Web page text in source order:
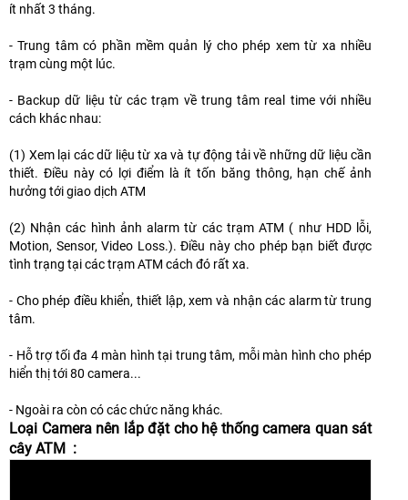
ít nhất 3 tháng.
- Trung tâm có phần mềm quản lý cho phép xem từ xa nhiều
trạm cùng một lúc.
- Backup dữ liệu từ các trạm về trung tâm real time với nhiều
cách khác nhau:
(1) Xem lại các dữ liệu từ xa và tự động tải về những dữ liệu cần
thiết. Điều này có lợi điểm là ít tốn băng thông, hạn chế ảnh
hưởng tới giao dịch ATM
(2) Nhận các hình ảnh alarm từ các trạm ATM ( như HDD lỗi,
Motion, Sensor, Video Loss.). Điều này cho phép bạn biết được
tình trạng tại các trạm ATM cách đó rất xa.
- Cho phép điều khiển, thiết lập, xem và nhận các alarm từ trung
tâm.
- Hỗ trợ tối đa 4 màn hình tại trung tâm, mỗi màn hình cho phép
hiển thị tới 80 camera...
- Ngoài ra còn có các chức năng khác.
Loại Camera nên lắp đặt cho hệ thống camera quan sát
cây ATM :